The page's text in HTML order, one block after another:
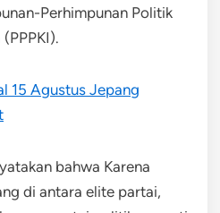
Perhimpunan Politik
15 Agustus Jepang
bahwa Karena
di antara elite partai,